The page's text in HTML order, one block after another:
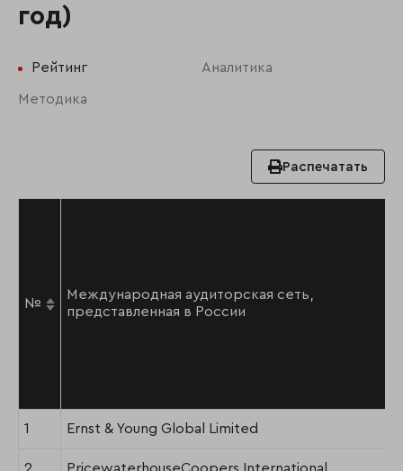
год)
Рейтинг Аналитика
Методика
Распечатать
№
Международная аудиторская сеть,
представленная в России
1 Ernst & Young Global Limited